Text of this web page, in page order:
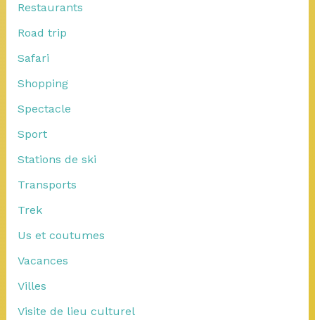
Restaurants
Road trip
Safari
Shopping
Spectacle
Sport
Stations de ski
Transports
Trek
Us et coutumes
Vacances
Villes
Visite de lieu culturel